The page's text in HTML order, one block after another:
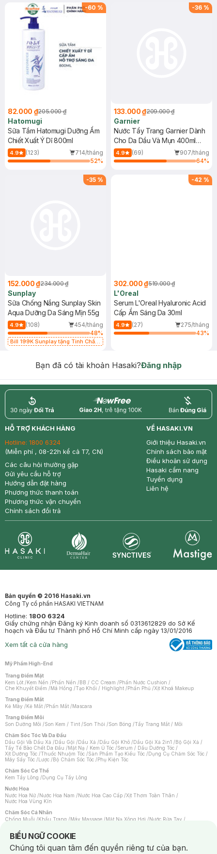
(SL có hạn)
-60 %
82.000 ₫205.000 ₫
Hatomugi
Sữa Tắm Hatomugi Dưỡng Ẩm
Chiết Xuất Ý Dĩ 800ml
4.9 (123)
714/tháng
52%
-36 %
133.000 ₫209.000 ₫
Garnier
Nước Tẩy Trang Garnier Dành
Cho Da Dầu Và Mụn 400ml
(Mới)
4.9 (69)
907/tháng
64%
-35 %
152.000 ₫234.000 ₫
Sunplay
Sữa Chống Nắng Sunplay Skin
Aqua Dưỡng Da Sáng Mịn 55g
4.9 (108)
454/tháng
48%
Bill 199K Sunplay tặng Tinh Chất
-42 %
302.000 ₫519.000 ₫
L'Oreal
Serum L'Oreal Hyaluronic Acid
Cấp Ẩm Sáng Da 30ml
4.9 (27)
275/tháng
43%
Bạn đã có tài khoản Hasaki?Đăng nhập
return nowfree price
HỖ TRỢ KHÁCH HÀNG
Hotline: 1800 6324
(Miễn phí , 08-22h kể cả T7, CN)
Các câu hỏi thường gặp
Gửi yêu cầu hỗ trợ
Hướng dẫn đặt hàng
Phương thức thanh toán
Phương thức vận chuyển
Chính sách đổi trả
VỀ HASAKI.VN
Giới thiệu Hasaki.vn
Chính sách bảo mật
Điều khoản sử dụng
Hasaki cẩm nang
Tuyển dụng
Liên hệ
Bản quyền © 2016 Hasaki.vn
Công Ty cổ phần HASAKI VIETNAM
Hotline: 1800 6324
Giấy chứng nhận Đăng ký Kinh doanh số 0313612829 do Sở Kế
hoạch và Đầu tư Thành phố Hồ Chí Minh cấp ngày 13/01/2016
Xem tất cả cửa hàng
Mỹ Phẩm High-End
Trang Điểm Mặt
Kem Lót /Kem Nền /Phấn Nền /BB / CC Cream /Phấn Nước Cushion /
Che Khuyết Điểm /Má Hồng /Tạo Khối / Highlight /Phấn Phủ /Xịt Khoá Makeup
Trang Điểm Mắt
Kẻ Mày /Kẻ Mắt /Phấn Mắt /Mascara
Trang Điểm Môi
Son Dưỡng Môi /Son Kem / Tint /Son Thỏi /Son Bóng /Tẩy Trang Mắt / Môi
Chăm Sóc Tóc Và Da Đầu
Dầu Gội Và Dầu Xả /Dầu Gội /Dầu Xả /Dầu Gội Khô /Dầu Gội Xả 2in1 /Bộ Gội Xả /
Tẩy Tế Bào Chết Da Đầu /Mặt Nạ / Kem Ủ Tóc /Serum / Dầu Dưỡng Tóc /
Xịt Dưỡng Tóc /Thuốc Nhuộm Tóc /Sản Phẩm Tạo Kiểu Tóc /Dụng Cụ Chăm Sóc Tóc /
Máy Sấy Tóc /Lược /Bộ Chăm Sóc Tóc /Phụ Kiện Tóc
Chăm Sóc Cơ Thể
Kem Tẩy Lông /Dụng Cụ Tẩy Lông
Nước Hoa
Nước Hoa Nữ /Nước Hoa Nam /Nước Hoa Cao Cấp /Xịt Thơm Toàn Thân /
Nước Hoa Vùng Kín
Chăm Sóc Cá Nhân
Chống Muỗi /Khẩu Trang /Máy Massage /Mặt Nạ Xông Hơi /Nước Rửa Tay /
Hỗ Trợ Trắng Răng
Tăm / Chỉ Nha Khoa/Xịt Thơm Miệng
Băng Vệ Sinh Tampon
Máy Cạo Râu
BIỂU NGỮ COOKIE
Notice about cookies usage
Chúng tôi quan tâm đến quyền riêng tư của bạn.